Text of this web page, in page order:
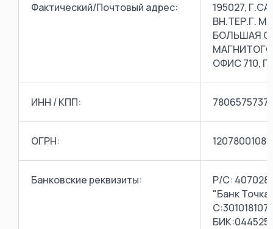
Фактический/Почтовый адрес:
195027,
ВН.ТЕР.Г.
БОЛЬШАЯ
ОФИС 710,
ИНН / КПП: 7806575737
ОГРН:
Банковские реквизиты:
Р/С:
"Банк